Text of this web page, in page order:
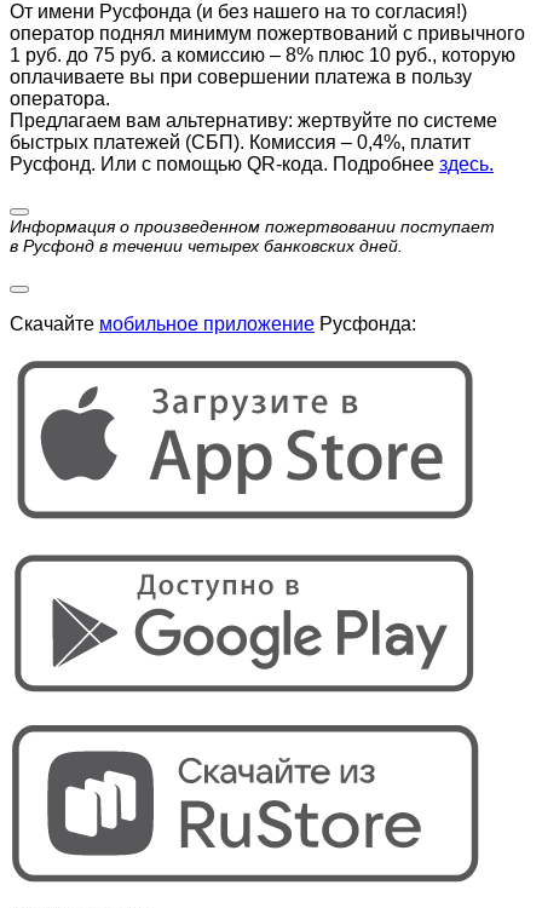
От имени Русфонда (и без нашего на то согласия!)
оператор поднял минимум пожертвований с привычного
1 руб. до 75 руб. а комиссию – 8% плюс 10 руб., которую
оплачиваете вы при совершении платежа в пользу
оператора.
Предлагаем вам альтернативу: жертвуйте по cистеме
быстрых платежей (СБП). Комиссия – 0,4%, платит
Русфонд. Или с помощью QR-кода. Подробнее здесь.
Информация о произведенном пожертвовании поступает
в Русфонд в течении четырех банковских дней.
Скачайте мобильное приложение Русфонда: